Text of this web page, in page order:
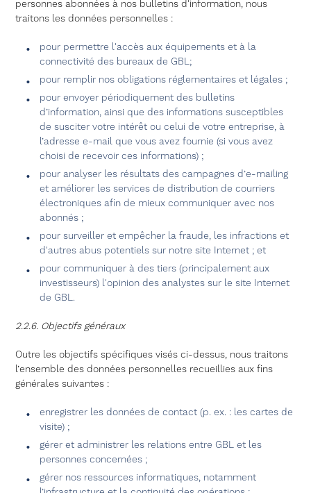
personnes abonnées à nos bulletins d'information, nous
traitons les données personnelles :
pour permettre l'accès aux équipements et à la
connectivité des bureaux de GBL;
pour remplir nos obligations réglementaires et légales ;
pour envoyer périodiquement des bulletins
d’information, ainsi que des informations susceptibles
de susciter votre intérêt ou celui de votre entreprise, à
l’adresse e-mail que vous avez fournie (si vous avez
choisi de recevoir ces informations) ;
pour analyser les résultats des campagnes d’e-mailing
et améliorer les services de distribution de courriers
électroniques afin de mieux communiquer avec nos
abonnés ;
pour surveiller et empêcher la fraude, les infractions et
d'autres abus potentiels sur notre site Internet ; et
pour communiquer à des tiers (principalement aux
investisseurs) l'opinion des analystes sur le site Internet
de GBL.
2.2.6. Objectifs généraux
Outre les objectifs spécifiques visés ci-dessus, nous traitons
l’ensemble des données personnelles recueillies aux fins
générales suivantes :
enregistrer les données de contact (p. ex. : les cartes de
visite) ;
gérer et administrer les relations entre GBL et les
personnes concernées ;
gérer nos ressources informatiques, notamment